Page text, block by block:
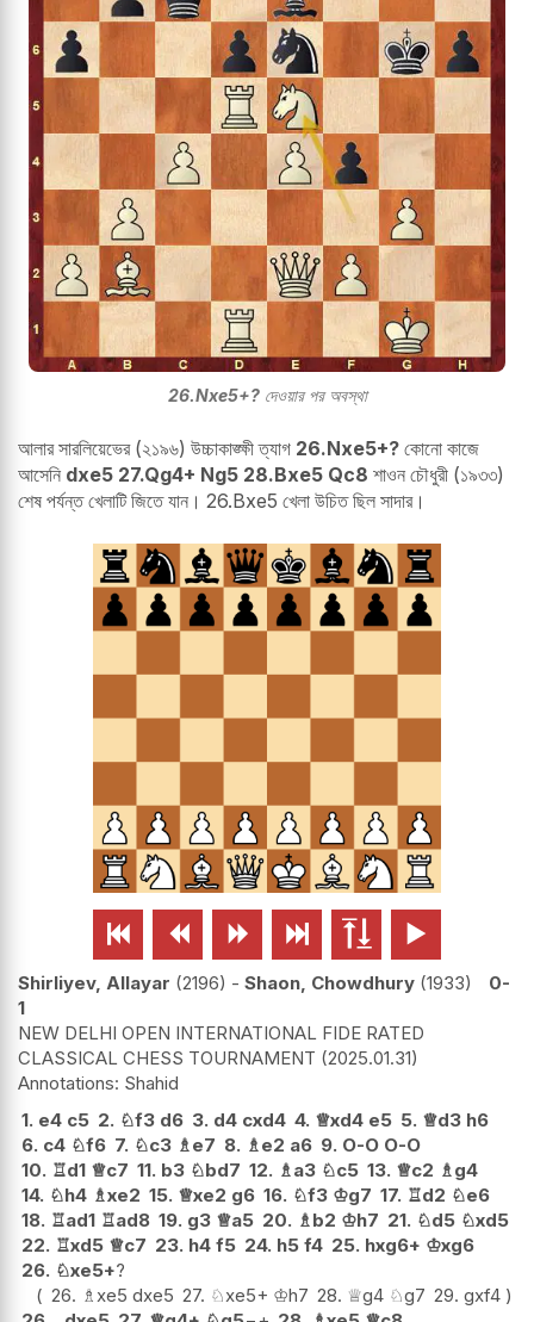
26.Nxe5+?দেওয়ার পর অবস্থা
আলার সারলিয়েভের (২১৯৬) উচ্চাকাঙ্ক্ষী ত্যাগ 26.Nxe5+? কোনো কাজে
আসেনি dxe5 27.Qg4+ Ng5 28.Bxe5 Qc8 শাওন চৌধুরী (১৯৩৩)
শেষ পর্যন্ত খেলাটি জিতে যান। 26.Bxe5 খেলা উচিত ছিল সাদার।
     
Shirliyev, Allayar 2196 - Shaon, Chowdhury 1933
0-
1
NEW DELHI OPEN INTERNATIONAL FIDE RATED
CLASSICAL CHESS TOURNAMENT 2025.01.31
Shahid
1. e4 c5 2. ♘f3 d6 3. d4 cxd4 4. ♕xd4 e5 5. ♕d3 h6
6. c4 ♘f6 7. ♘c3 ♗ e7 8. ♗ e2 a6 9. O-O O-O
10. ♖d1 ♕c7 11. b3 ♘bd7 12. ♗ a3 ♘c5 13. ♕c2 ♗ g4
14. ♘h4 ♗xe2 15. ♕xe2 g6 16. ♘f3 ♔g7 17. ♖d2 ♘e6
18. ♖ad1 ♖ad8 19. g3 ♕a5 20. ♗ b2 ♔h7 21. ♘d5 ♘xd5
22. ♖xd5 ♕c7 23. h4 f5 24. h5 f4 25. hxg6+ ♔xg6
26. ♘xe5+?
26. ♗ xe5 dxe5 27. ♘xe5+ ♔h7 28. ♕g4 ♘g7 29. gxf4